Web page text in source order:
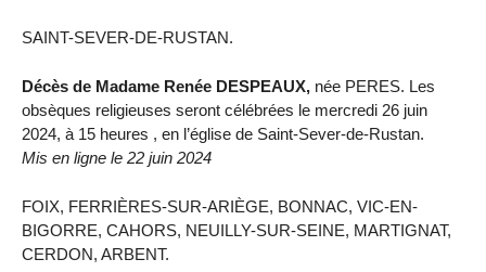
SAINT-SEVER-DE-RUSTAN.
Décès de Madame Renée DESPEAUX, née PERES. Les
obsèques religieuses seront célébrées le mercredi 26 juin
2024, à 15 heures , en l’église de Saint-Sever-de-Rustan.
Mis en ligne le 22 juin 2024
FOIX, FERRIÈRES-SUR-ARIÈGE, BONNAC, VIC-EN-
BIGORRE, CAHORS, NEUILLY-SUR-SEINE, MARTIGNAT,
CERDON, ARBENT.